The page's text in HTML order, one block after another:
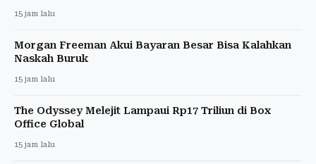
15 jam lalu
Morgan Freeman Akui Bayaran Besar Bisa Kalahkan
Naskah Buruk
15 jam lalu
The Odyssey Melejit Lampaui Rp17 Triliun di Box
Office Global
15 jam lalu